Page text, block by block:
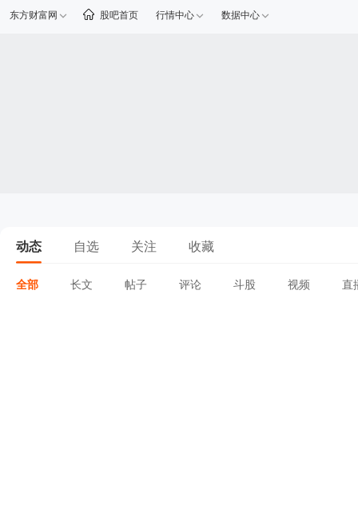
东方财富网 股吧首页 行情中心 数据中心
动态 自选 关注 收藏
全部 长文 帖子 评论 斗股 视频 直